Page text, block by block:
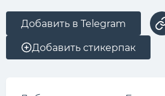
Добавить в Telegram
Добавить стикерпак